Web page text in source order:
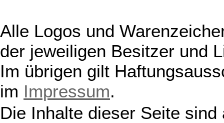
Alle Logos und
der jeweiligen Besitzer und
Im übrigen gilt
im Impressum.
Die Inhalte dieser Seite